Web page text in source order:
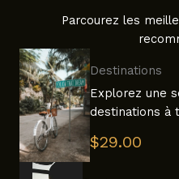
Parcourez les
Destinations
Explorez une
destinations à
$29.00